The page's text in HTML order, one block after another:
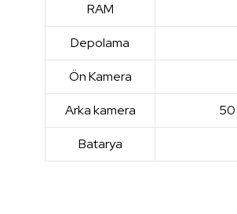
RAM
Depolama
Ön Kamera
Arka kamera 50
Batarya